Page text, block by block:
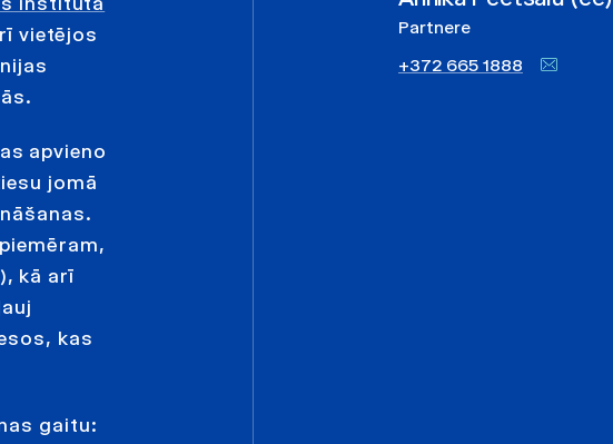
vietējos
apvieno
jomā
), kā arī
kas
gaitu:
Partnere
+372 665 1888